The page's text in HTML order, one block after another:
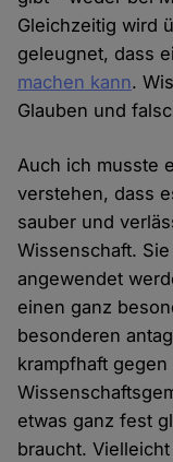
Gleichzeitig wird
geleugnet, dass
machen kann.
Glauben und
Auch ich musste
verstehen, dass
sauber und
Wissenschaft.
angewendet
einen ganz
besonderen
krampfhaft
etwas ganz fest
braucht.